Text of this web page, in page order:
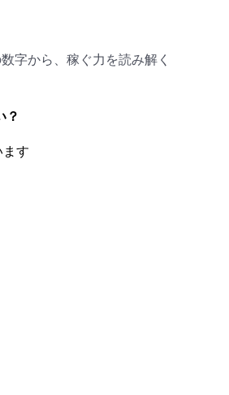
字から、稼ぐ力を読み解く
？
ます